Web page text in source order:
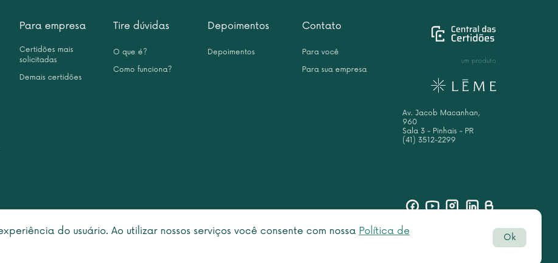
do usuário. Ao utilizar nossos serviços você consente com nossa Política de
Ok
Para empresa
Certidões mais
solicitadas
Demais certidões
Tire dúvidas
O que é?
Como funciona?
Depoimentos
Depoimentos
Contato
Para você
Para sua empresa
um produto
Av. Jacob Macanhan,
960
Sala 3 - Pinhais - PR
(41) 3512-2299
Botão